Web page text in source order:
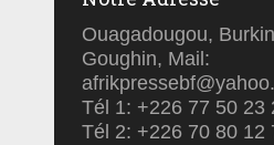
Ouagadougou,
Goughin, Mail:
Tél 1: +226 77 50 23
Tél 2: +226 70 80 12